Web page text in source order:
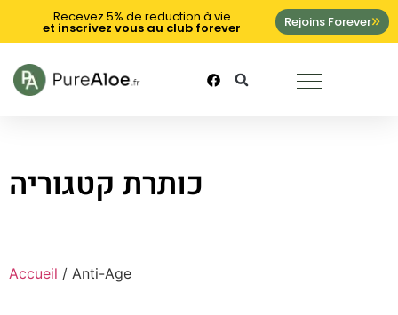
Recevez 5% de reduction à vie
et inscrivez vous au club forever Rejoins Forever
כותרת קטגוריה
Accueil / Anti-Age